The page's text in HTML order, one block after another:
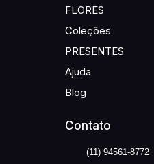
FLORES
Coleções
PRESENTES
Ajuda
Blog
Contato
(11) 94561-8772